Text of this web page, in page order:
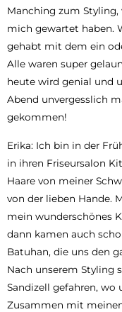
Manching zum
mich gewartet haben.
gehabt mit dem ein
Alle waren super
heute wird genial und
Abend unvergesslich
gekommen!
Erika: Ich bin in der
in ihren Friseursalon
Haare von meiner
von der lieben Hande.
mein wunderschönes
dann kamen auch
Batuhan, die uns den
Nach unserem Styling
Sandizell gefahren, wo
Zusammen mit